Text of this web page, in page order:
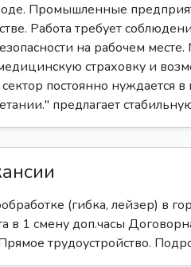
Промышленные
Работа требует
на рабочем
страховку и
постоянно нуждается
предлагает
(гибка, лейзер) в
в 1 смену доп.часы
трудоустройство.